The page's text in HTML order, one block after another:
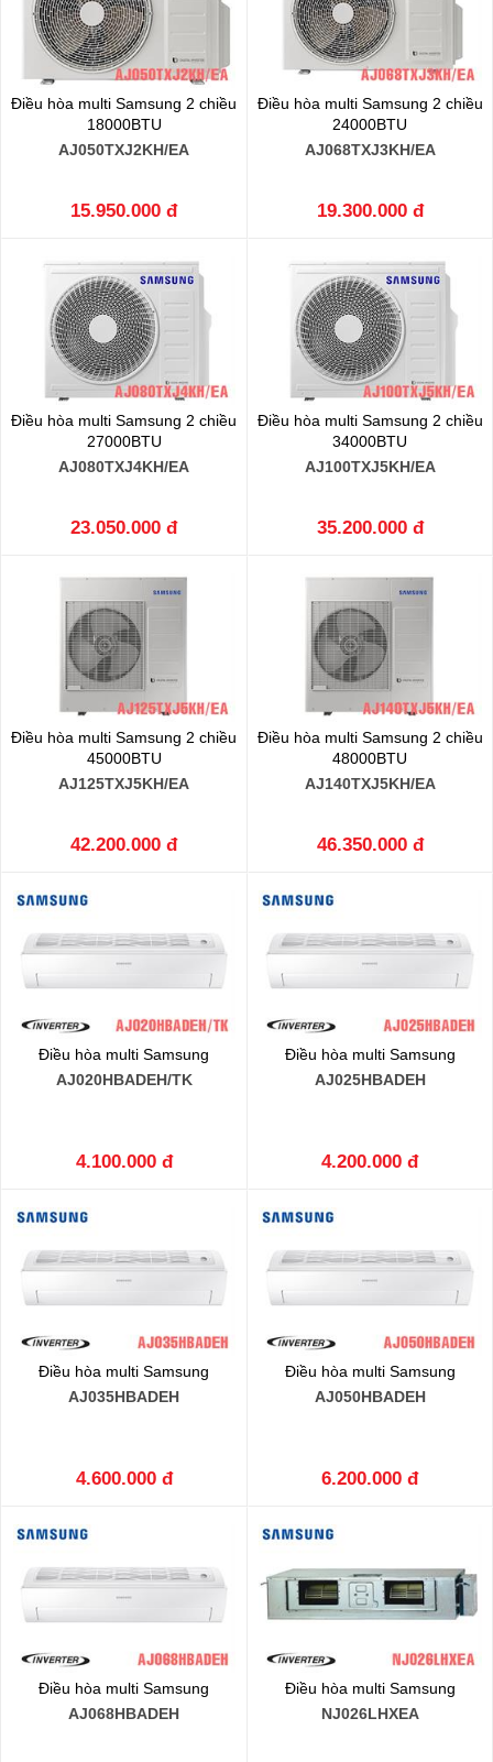
Điều hòa multi Samsung 2 chiều
18000BTU
AJ050TXJ2KH/EA
15.950.000 đ
Điều hòa multi Samsung 2 chiều
24000BTU
AJ068TXJ3KH/EA
19.300.000 đ
Điều hòa multi Samsung 2 chiều
27000BTU
AJ080TXJ4KH/EA
23.050.000 đ
Điều hòa multi Samsung 2 chiều
34000BTU
AJ100TXJ5KH/EA
35.200.000 đ
Điều hòa multi Samsung 2 chiều
45000BTU
AJ125TXJ5KH/EA
42.200.000 đ
Điều hòa multi Samsung 2 chiều
48000BTU
AJ140TXJ5KH/EA
46.350.000 đ
Điều hòa multi Samsung
AJ020HBADEH/TK
4.100.000 đ
Điều hòa multi Samsung
AJ025HBADEH
4.200.000 đ
Điều hòa multi Samsung
AJ035HBADEH
4.600.000 đ
Điều hòa multi Samsung
AJ050HBADEH
6.200.000 đ
Điều hòa multi Samsung
AJ068HBADEH
Điều hòa multi Samsung
NJ026LHXEA